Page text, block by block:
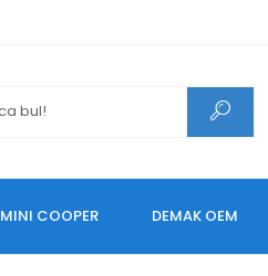
MINI COOPER DEMAK OEM